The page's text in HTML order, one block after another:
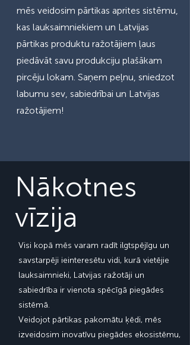
mēs veidosim pārtikas aprites sistēmu,
kas lauksaimniekiem un Latvijas
pārtikas produktu ražotājiem ļaus
piedāvāt savu produkciju plašākam
pircēju lokam. Saņem peļnu, sniedzot
labumu sev, sabiedrībai un Latvijas
ražotājiem!
Nākotnes
vīzija
Visi kopā mēs varam radīt ilgtspējīgu un
savstarpēji ieinteresētu vidi, kurā vietējie
lauksaimnieki, Latvijas ražotāji un
sabiedrība ir vienota spēcīgā piegādes
sistēmā.
Veidojot pārtikas pakomātu ķēdi, mēs
izveidosim inovatīvu piegādes ekosistēmu,